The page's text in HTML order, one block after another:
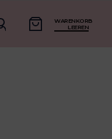
WARENKORB
LEEREN